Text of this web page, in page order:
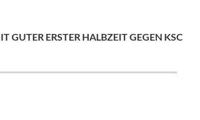
GUTER ERSTER HALBZEIT GEGEN KSC